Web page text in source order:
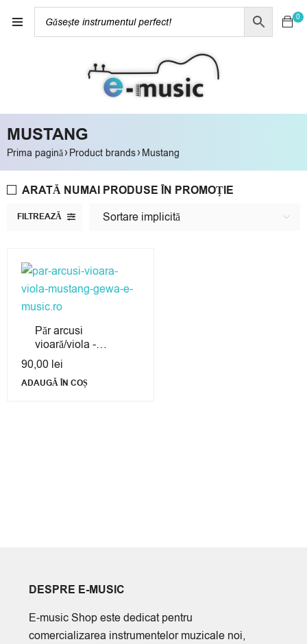
0
MUSTANG
Prima pagină› Product brands› Mustang
FILTREAZĂ Sortare implicită
ARATĂ NUMAI PRODUSE ÎN PROMOȚIE
Păr arcusi
vioară/viola -
Mustang
90,00 lei
ADAUGĂ ÎN COȘ
DESPRE E-MUSIC
E-music Shop este dedicat pentru
comercializarea instrumentelor muzicale noi,